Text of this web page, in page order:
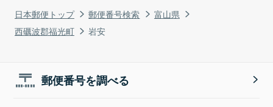
日本郵便トップ 郵便番号検索
富山県
西礪波郡福光町
岩安
郵便番号を調べる